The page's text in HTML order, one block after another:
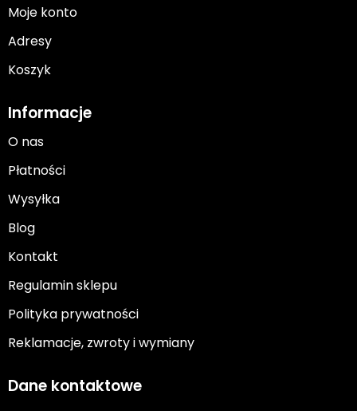
Moje konto
Adresy
Koszyk
Informacje
O nas
Płatności
Wysyłka
Blog
Kontakt
Regulamin sklepu
Polityka prywatności
Reklamacje, zwroty i wymiany
Dane kontaktowe